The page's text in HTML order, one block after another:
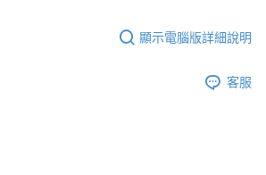
顯示電腦版詳細說明
客服